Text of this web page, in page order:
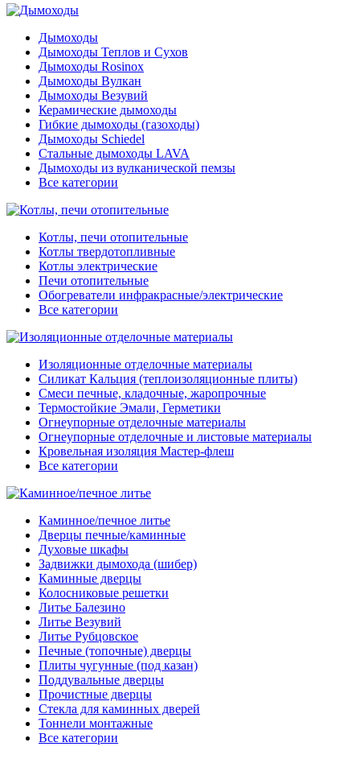
Дымоходы
Дымоходы Теплов и Сухов
Дымоходы Rosinox
Дымоходы Вулкан
Дымоходы Везувий
Керамические дымоходы
Гибкие дымоходы (газоходы)
Дымоходы Schiedel
Стальные дымоходы LAVA
Дымоходы из вулканической пемзы
Все категории
Котлы, печи отопительные
Котлы твердотопливные
Котлы электрические
Печи отопительные
Обогреватели инфракрасные/электрические
Все категории
Изоляционные отделочные материалы
Силикат Кальция (теплоизоляционные плиты)
Смеси печные, кладочные, жаропрочные
Термостойкие Эмали, Герметики
Огнеупорные отделочные материалы
Огнеупорные отделочные и листовые материалы
Кровельная изоляция Мастер-флеш
Все категории
Каминное/печное литье
Дверцы печные/каминные
Духовые шкафы
Задвижки дымохода (шибер)
Каминные дверцы
Колосниковые решетки
Литье Балезино
Литье Везувий
Литье Рубцовское
Печные (топочные) дверцы
Плиты чугунные (под казан)
Поддувальные дверцы
Прочистные дверцы
Стекла для каминных дверей
Тоннели монтажные
Все категории